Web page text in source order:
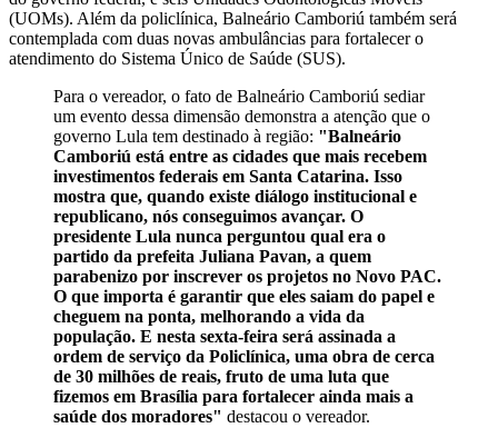
(UOMs). Além da policlínica, Balneário Camboriú também será
contemplada com duas novas ambulâncias para fortalecer o
atendimento do Sistema Único de Saúde (SUS).
Para o vereador, o fato de Balneário Camboriú sediar
um evento dessa dimensão demonstra a atenção que o
governo Lula tem destinado à região: "Balneário
Camboriú está entre as cidades que mais recebem
investimentos federais em Santa Catarina. Isso
mostra que, quando existe diálogo institucional e
republicano, nós conseguimos avançar. O
presidente Lula nunca perguntou qual era o
partido da prefeita Juliana Pavan, a quem
parabenizo por inscrever os projetos no Novo PAC.
O que importa é garantir que eles saiam do papel e
cheguem na ponta, melhorando a vida da
população. E nesta sexta-feira será assinada a
ordem de serviço da Policlínica, uma obra de cerca
de 30 milhões de reais, fruto de uma luta que
fizemos em Brasília para fortalecer ainda mais a
saúde dos moradores" destacou o vereador.